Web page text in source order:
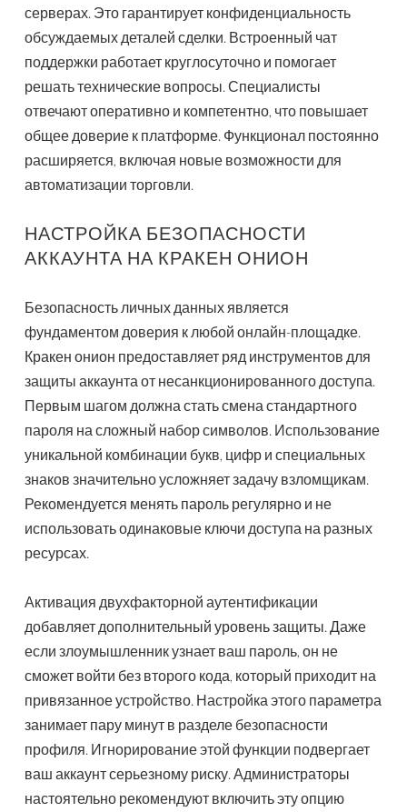
серверах. Это гарантирует конфиденциальность
обсуждаемых деталей сделки. Встроенный чат
поддержки работает круглосуточно и помогает
решать технические вопросы. Специалисты
отвечают оперативно и компетентно, что повышает
общее доверие к платформе. Функционал постоянно
расширяется, включая новые возможности для
автоматизации торговли.
НАСТРОЙКА БЕЗОПАСНОСТИ
АККАУНТА НА КРАКЕН ОНИОН
Безопасность личных данных является
фундаментом доверия к любой онлайн-площадке.
Кракен онион предоставляет ряд инструментов для
защиты аккаунта от несанкционированного доступа.
Первым шагом должна стать смена стандартного
пароля на сложный набор символов. Использование
уникальной комбинации букв, цифр и специальных
знаков значительно усложняет задачу взломщикам.
Рекомендуется менять пароль регулярно и не
использовать одинаковые ключи доступа на разных
ресурсах.
Активация двухфакторной аутентификации
добавляет дополнительный уровень защиты. Даже
если злоумышленник узнает ваш пароль, он не
сможет войти без второго кода, который приходит на
привязанное устройство. Настройка этого параметра
занимает пару минут в разделе безопасности
профиля. Игнорирование этой функции подвергает
ваш аккаунт серьезному риску. Администраторы
настоятельно рекомендуют включить эту опцию